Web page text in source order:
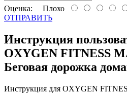
Оценка: Плохо
ОТПРАВИТЬ
Инструкция
OXYGEN FITNESS
Беговая дорожка
Инструкция для OXYGEN